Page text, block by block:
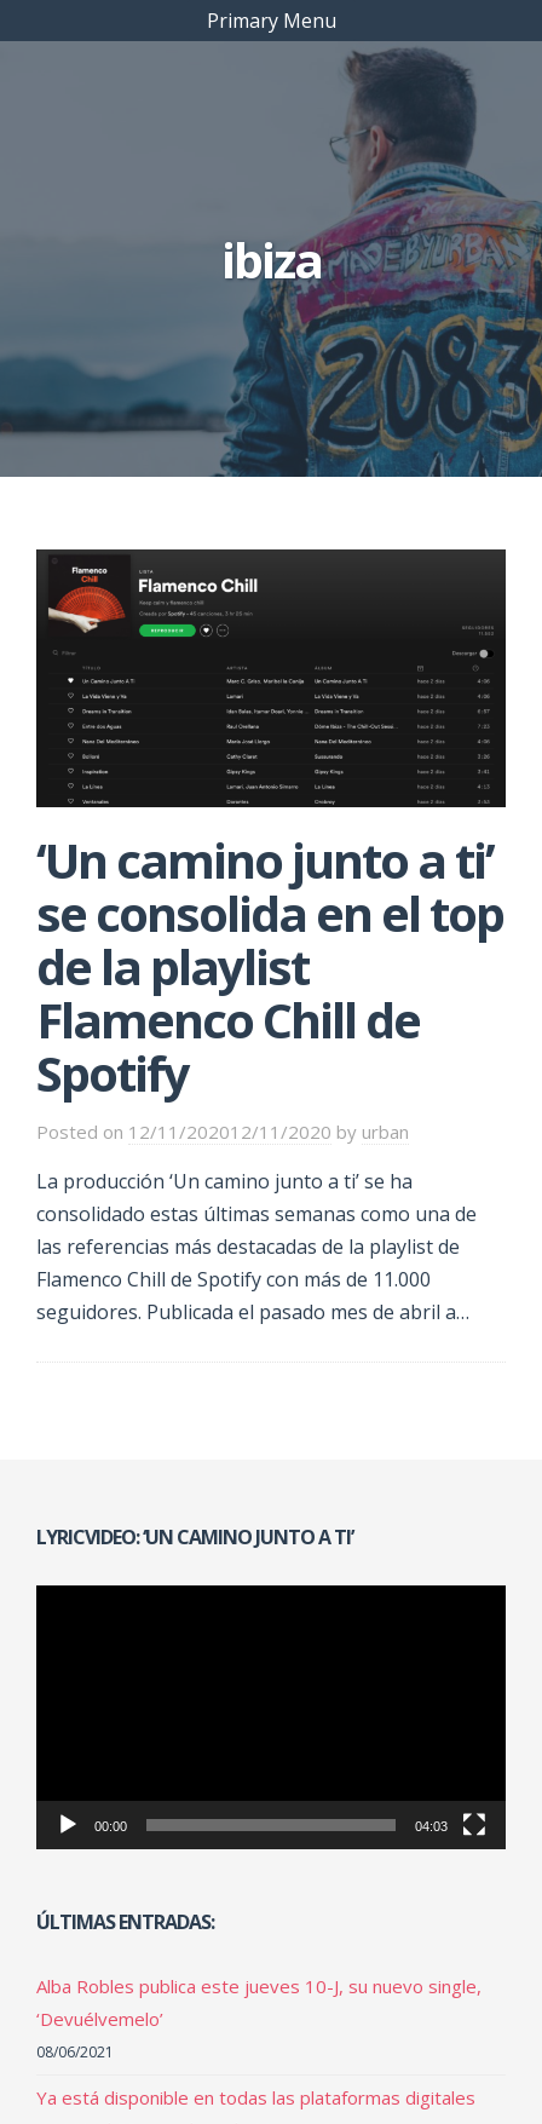
Primary Menu
ibiza
‘Un camino junto a ti’
se consolida en el top
de la playlist
Flamenco Chill de
Spotify
Posted on 12/11/202012/11/2020 by urban
La producción ‘Un camino junto a ti’ se ha
consolidado estas últimas semanas como una de
las referencias más destacadas de la playlist de
Flamenco Chill de Spotify con más de 11.000
seguidores. Publicada el pasado mes de abril a…
LYRICVIDEO: ‘UN CAMINO JUNTO A TI’
00:00 04:03
ÚLTIMAS ENTRADAS:
Alba Robles publica este jueves 10-J, su nuevo single,
‘Devuélvemelo’
08/06/2021
Ya está disponible en todas las plataformas digitales